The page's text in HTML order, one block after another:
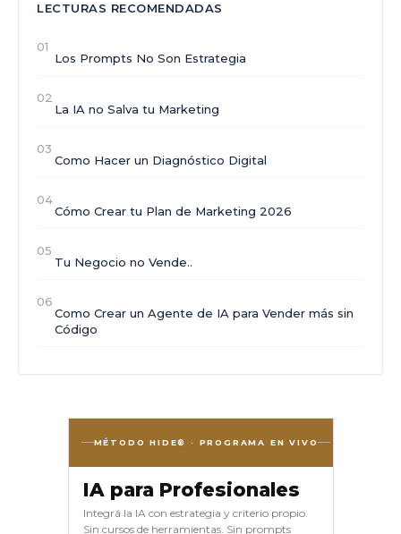
LECTURAS RECOMENDADAS
01
Los Prompts No Son Estrategia
02
La IA no Salva tu Marketing
03
Como Hacer un Diagnóstico Digital
04
Cómo Crear tu Plan de Marketing 2026
05
Tu Negocio no Vende..
06
Como Crear un Agente de IA para Vender más sin
Código
MÉTODO HIDE® · PROGRAMA EN VIVO
IA para Profesionales
Integrá la IA con estrategia y criterio propio.
Sin cursos de herramientas. Sin prompts